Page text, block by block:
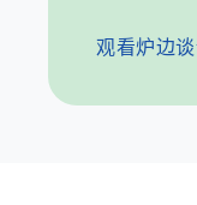
观看炉边